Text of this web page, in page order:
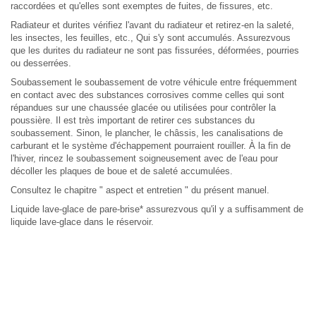
raccordées et qu'elles sont exemptes de fuites, de fissures, etc.
Radiateur et durites vérifiez l'avant du radiateur et retirez-en la saleté,
les insectes, les feuilles, etc., Qui s'y sont accumulés. Assurezvous
que les durites du radiateur ne sont pas fissurées, déformées, pourries
ou desserrées.
Soubassement le soubassement de votre véhicule entre fréquemment
en contact avec des substances corrosives comme celles qui sont
répandues sur une chaussée glacée ou utilisées pour contrôler la
poussière. Il est très important de retirer ces substances du
soubassement. Sinon, le plancher, le châssis, les canalisations de
carburant et le système d'échappement pourraient rouiller. À la fin de
l'hiver, rincez le soubassement soigneusement avec de l'eau pour
décoller les plaques de boue et de saleté accumulées.
Consultez le chapitre " aspect et entretien " du présent manuel.
Liquide lave-glace de pare-brise* assurezvous qu'il y a suffisamment de
liquide lave-glace dans le réservoir.